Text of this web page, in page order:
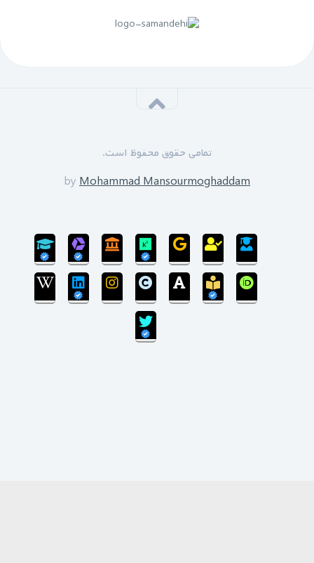
محمد منصورمقدم
سی‌ام‌ شهریورماه 1399:
بروزرسانی سایت پایان یافته است و سایت در مرحله
انتقال پایگاه داده می‌باشد.
تمامی حقوق محفوظ است.
by Mohammad Mansourmoghaddam